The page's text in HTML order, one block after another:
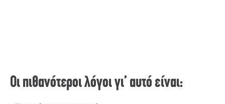
Οι πιθανότεροι λόγοι γι’ αυτό είναι: